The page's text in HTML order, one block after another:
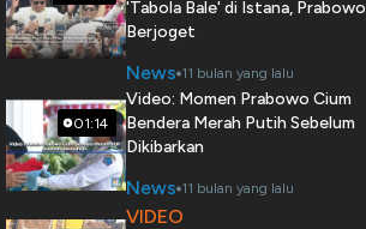
'Tabola Bale' di Istana, Prabowo
Berjoget
News 11 bulan yang lalu
01:14
Video: Momen Prabowo Cium
Bendera Merah Putih Sebelum
Dikibarkan
News 11 bulan yang lalu
VIDEO